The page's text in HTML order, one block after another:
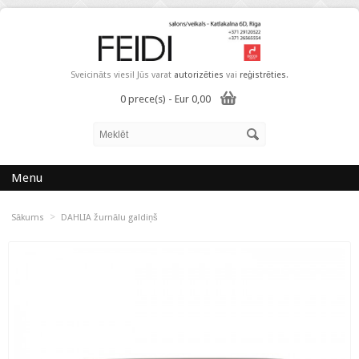
Sveicināts viesi! Jūs varat autorizēties vai reģistrēties.
0 prece(s) - Eur 0,00
Menu
Sākums > DAHLIA žurnālu galdiņš